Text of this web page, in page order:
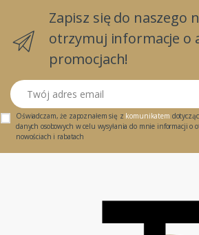
Zapisz się do naszego
otrzymuj informacje o
promocjach!
Twój adres email
Oświadczam, że zapoznałem się z komunikatem
danych osobowych w celu wysyłania do mnie informacji o
nowościach i rabatach